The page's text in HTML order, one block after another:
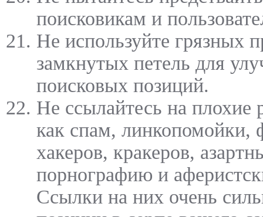
поисковикам и
Не используйте грязных
замкнутых петель для
поисковых позиций.
Не ссылайтесь на плохие
как спам, линкопомойки,
хакеров, кракеров,
порнографию и
Ссылки на них очень